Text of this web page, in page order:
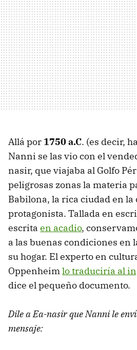
Allá por 1750 a.C. (es decir,
Nanni se las vio con el
nasir, que viajaba al Golfo
peligrosas zonas la materia
Babilona, la rica ciudad en
protagonista. Tallada en
escrita en acadio,
a las buenas condiciones en
su hogar. El experto en
Oppenheimlo traduciría al
dice el pequeño documento.
Dile a Ea-nasir que Nanni le
mensaje: